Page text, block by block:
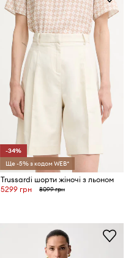
-34%
Ще -5% з кодом WEB*
Trussardi шорти жіночі з льоном
5299 грн
8099 грн